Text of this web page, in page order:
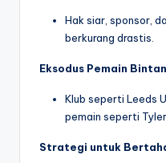
Hak siar, sponsor,
berkurang drastis.
Eksodus Pemain
Klub seperti Leeds
pemain seperti
Strategi untuk